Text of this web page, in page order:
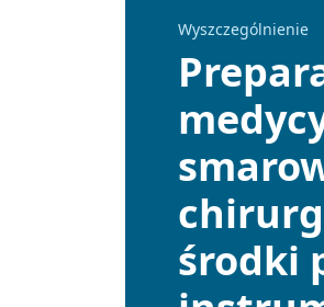
Wyszczególnienie
środki